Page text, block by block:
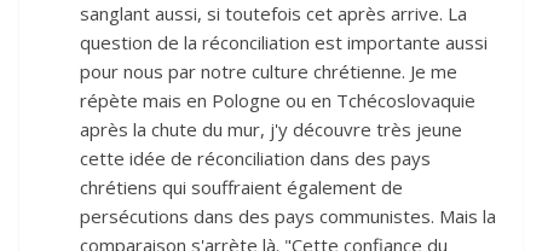
sanglant aussi, si toutefois cet après arrive. La
question de la réconciliation est importante aussi
pour nous par notre culture chrétienne. Je me
répète mais en Pologne ou en Tchécoslovaquie
après la chute du mur, j'y découvre très jeune
cette idée de réconciliation dans des pays
chrétiens qui souffraient également de
persécutions dans des pays communistes. Mais la
comparaison s'arrète là. "Cette confiance du